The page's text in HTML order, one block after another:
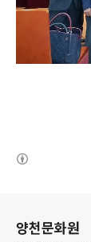
양천문화원